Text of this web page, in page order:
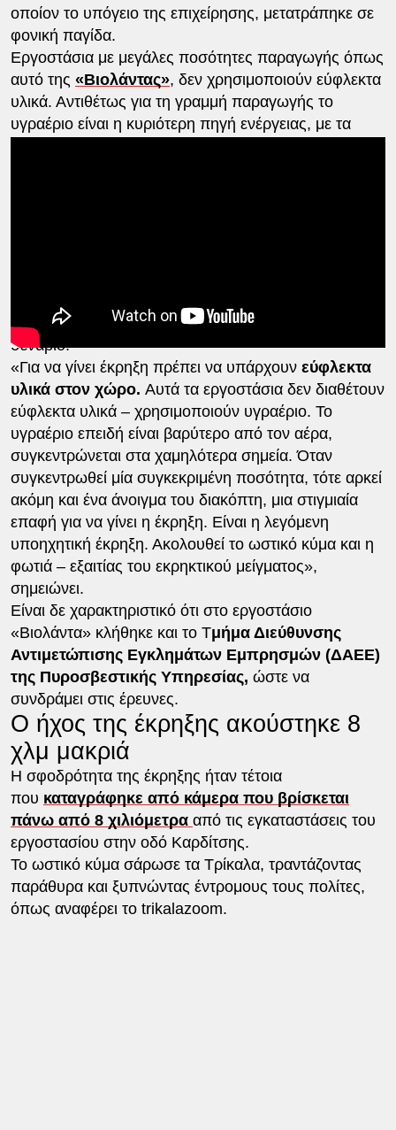
οποίον το υπόγειο της επιχείρησης, μετατράπηκε σε
φονική παγίδα.
Εργοστάσια με μεγάλες ποσότητες παραγωγής όπως
αυτό της «Βιολάντας», δεν χρησιμοποιούν εύφλεκτα
υλικά. Αντιθέτως για τη γραμμή παραγωγής το
υγραέριο είναι η κυριότερη πηγή ενέργειας, με τα
υπόγειο της επιχείρησης είναι το επικρατέστερο
σενάριο.
«Για να γίνει έκρηξη πρέπει να υπάρχουνεύφλεκτα
υλικά στον χώρο. Αυτά τα εργοστάσια δεν διαθέτουν
εύφλεκτα υλικά – χρησιμοποιούν υγραέριο. Το
υγραέριο επειδή είναι βαρύτερο από τον αέρα,
συγκεντρώνεται στα χαμηλότερα σημεία. Όταν
συγκεντρωθεί μία συγκεκριμένη ποσότητα, τότε αρκεί
ακόμη και ένα άνοιγμα του διακόπτη, μια στιγμιαία
επαφή για να γίνει η έκρηξη. Είναι η λεγόμενη
υποηχητική έκρηξη. Ακολουθεί το ωστικό κύμα και η
φωτιά – εξαιτίας του εκρηκτικού μείγματος»,
σημειώνει.
Είναι δε χαρακτηριστικό ότι στο εργοστάσιο
«Βιολάντα» κλήθηκε και το Τμήμα Διεύθυνσης
Αντιμετώπισης Εγκλημάτων Εμπρησμών (ΔΑΕΕ)
της Πυροσβεστικής Υπηρεσίας, ώστε να
συνδράμει στις έρευνες.
Ο ήχος της έκρηξης ακούστηκε 8
χλμ μακριά
Η σφοδρότητα της έκρηξης ήταν τέτοια
που καταγράφηκε από κάμερα που βρίσκεται
πάνω από 8 χιλιόμετρα από τις εγκαταστάσεις του
εργοστασίου στην οδό Καρδίτσης.
Το ωστικό κύμα σάρωσε τα Τρίκαλα, τραντάζοντας
παράθυρα και ξυπνώντας έντρομους τους πολίτες,
όπως αναφέρει το trikalazoom.